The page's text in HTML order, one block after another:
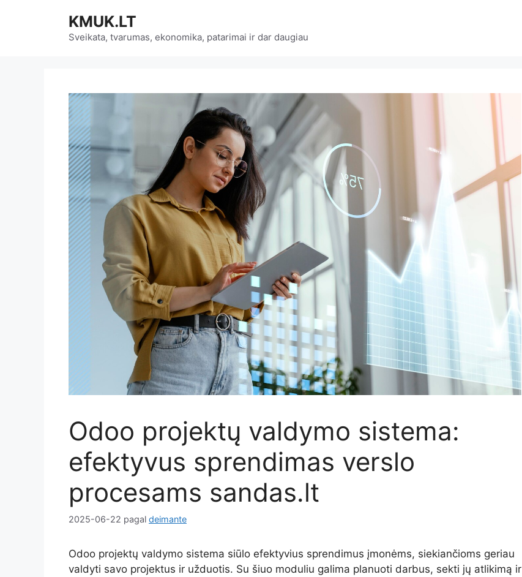
KMUK.LT
Sveikata, tvarumas, ekonomika, patarimai ir dar daugiau
Odoo projektų valdymo sistema:
efektyvus sprendimas verslo
procesams sandas.lt
2025-06-22 pagal deimante
Odoo projektų valdymo sistema siūlo efektyvius sprendimus įmonėms, siekiančioms geriau
valdyti savo projektus ir užduotis. Su šiuo moduliu galima planuoti darbus, sekti jų atlikimą ir